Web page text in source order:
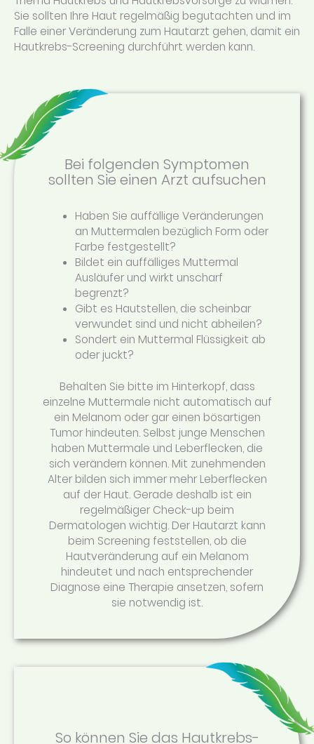
Sie sollten Ihre Haut regelmäßig begutachten und im
Falle einer Veränderung zum Hautarzt gehen, damit ein
Hautkrebs-Screening durchführt werden kann.
Bei folgenden Symptomen
sollten Sie einen Arzt aufsuchen
Haben Sie auffällige Veränderungen
an Muttermalen bezüglich Form oder
Farbe festgestellt?
Bildet ein auffälliges Muttermal
Ausläufer und wirkt unscharf
begrenzt?
Gibt es Hautstellen, die scheinbar
verwundet sind und nicht abheilen?
Sondert ein Muttermal Flüssigkeit ab
oder juckt?
Behalten Sie bitte im Hinterkopf, dass
einzelne Muttermale nicht automatisch auf
ein Melanom oder gar einen bösartigen
Tumor hindeuten. Selbst junge Menschen
haben Muttermale und Leberflecken, die
sich verändern können. Mit zunehmenden
Alter bilden sich immer mehr Leberflecken
auf der Haut. Gerade deshalb ist ein
regelmäßiger Check-up beim
Dermatologen wichtig. Der Hautarzt kann
beim Screening feststellen, ob die
Hautveränderung auf ein Melanom
hindeutet und nach entsprechender
Diagnose eine Therapie ansetzen, sofern
sie notwendig ist.
So können Sie das Hautkrebs-